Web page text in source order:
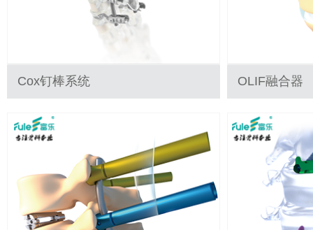
Cox钉棒系统 OLIF融合器